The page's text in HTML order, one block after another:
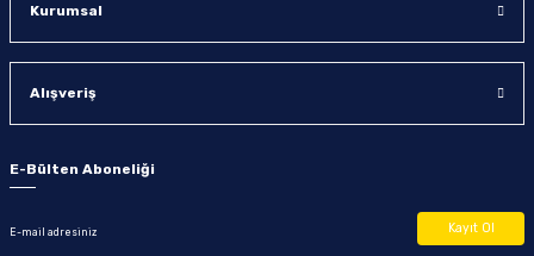
Kurumsal
Alışveriş
E-Bülten Aboneliği
Kayıt Ol